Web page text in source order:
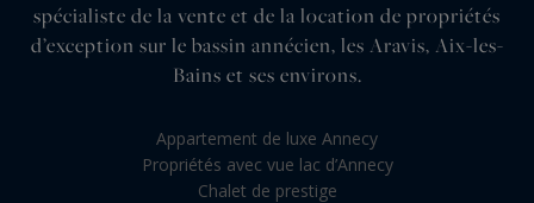
spécialiste de la vente et de la location de propriétés
d’exception sur le bassin annécien, les Aravis, Aix-les-
Bains et ses environs.
Appartement de luxe Annecy
Propriétés avec vue lac d’Annecy
Chalet de prestige